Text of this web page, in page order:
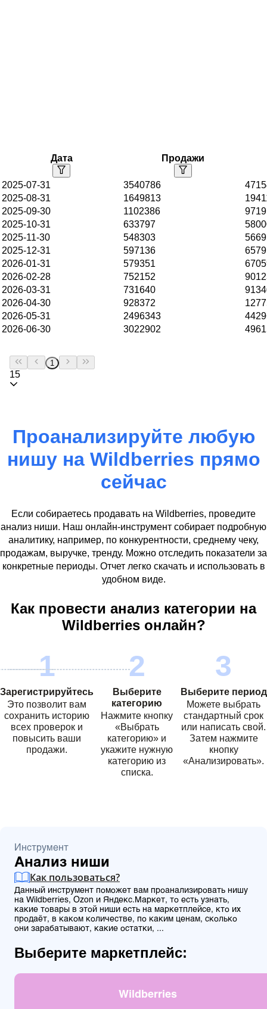
Дата Продажи
2025-07-31 3540786
2025-08-31
1649813
2025-09-30
1102386
2025-10-31
633797
2025-11-30
548303
2025-12-31
597136
2026-01-31
579351
2026-02-28
752152
2026-03-31
731640
2026-04-30
928372
2026-05-31
2496343
2026-06-30
3022902
1
15
Проанализируйте любую
нишу на Wildberries прямо
сейчас
Если собираетесь продавать на Wildberries, проведите
анализ ниши. Наш онлайн-инструмент собирает подробную
аналитику, например, по конкурентности, среднему чеку,
продажам, выручке, тренду. Можно отследить показатели за
конкретные периоды. Отчет легко скачать и использовать в
удобном виде.
Как провести анализ категории на
Wildberriesонлайн?
Зарегистрируйтесь
Это позволит вам
сохранить историю
всех проверок и
повысить ваши
продажи.
Выберите
категорию
Нажмите кнопку
«Выбрать
категорию» и
укажите нужную
категорию из
списка.
Выберите период
Можете выбрать
стандартный срок
или написать свой.
Затем нажмите
кнопку
«Анализировать».
Инструмент
Анализ ниши
Как пользоваться?
Данный инструмент поможет вам проанализировать нишу
на Wildberries, Ozon и Яндекс.Маркет, то есть узнать,
какие товары в этой ниши есть на маркетплейсе, кто их
продаёт, в каком количестве, по каким ценам, сколько
они зарабатывают, какие остатки, ...
Выберите маркетплейс:
Wildberries